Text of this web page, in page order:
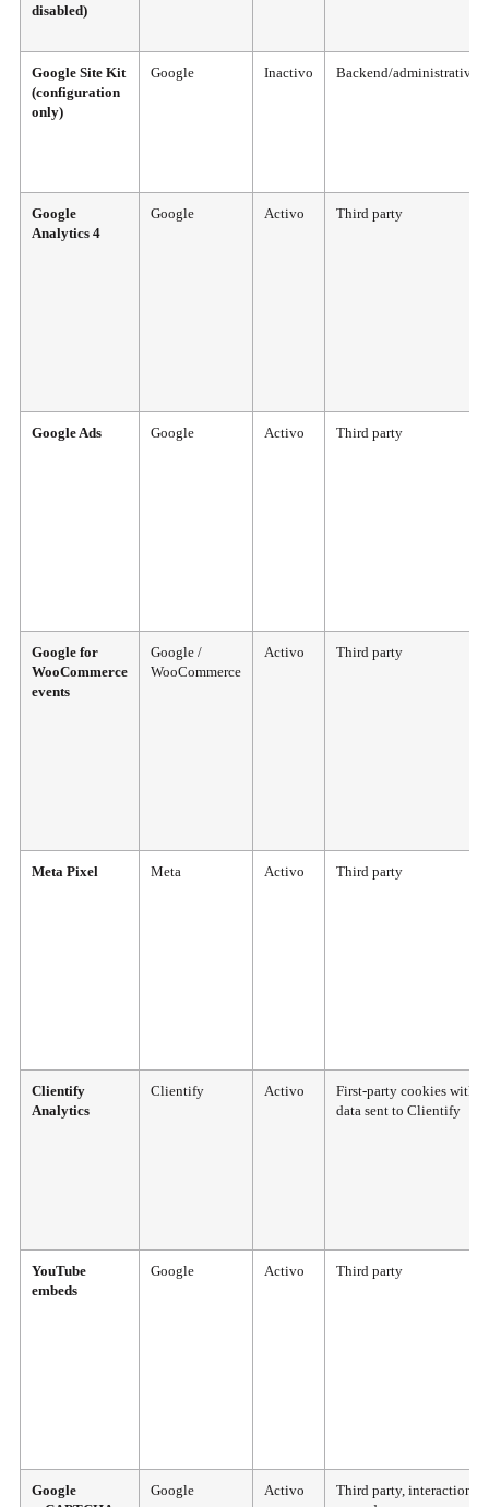
disabled)
Google Site Kit
(configuration
only)
Google Inactivo Backend/administrative
Google
Analytics 4
Google Activo Third party
Google Ads Google Activo Third party
Google for
WooCommerce
events
Google /
WooCommerce
Activo Third party
Meta Pixel Meta Activo Third party
Clientify
Analytics
Clientify Activo
First-party cookies with
data sent to Clientify
YouTube
embeds
Google Activo Third party
Google
Google Activo
Third party, interaction-